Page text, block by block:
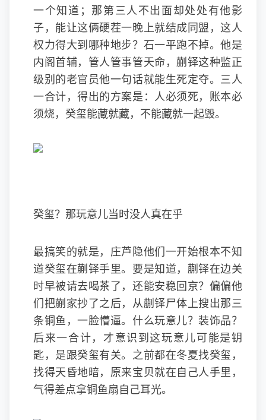
一个知道；那第三人不出面却处处有他影
子，能让这俩硬茬一晚上就结成同盟，这人
权力得大到哪种地步？石一平跑不掉。他是
内阁首辅，管人管事管天命，蒯铎这种监正
级别的老官员他一句话就能生死定夺。三人
一合计，得出的方案是：人必须死，账本必
须烧，癸玺能藏就藏，不能藏就一起毁。
癸玺？那玩意儿当时没人真在乎
最搞笑的就是，庄芦隐他们一开始根本不知
道癸玺在蒯铎手里。要是知道，蒯铎在边关
时早被请去喝茶了，还能安稳回京？偏偏他
们把蒯家抄了之后，从蒯铎尸体上搜出那三
条铜鱼，一脸懵逼。什么玩意儿？装饰品？
后来一合计，才意识到这玩意儿可能是钥
匙，是跟癸玺有关。之前都在冬夏找癸玺，
找得天昏地暗，原来宝贝就在自己人手里，
气得差点拿铜鱼扇自己耳光。